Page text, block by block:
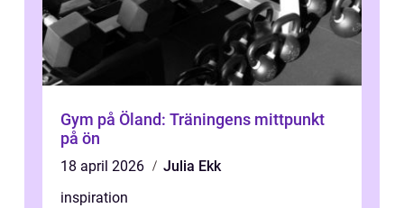
Gym på Öland: Träningens mittpunkt
på ön
18 april 2026
Julia Ekk
inspiration